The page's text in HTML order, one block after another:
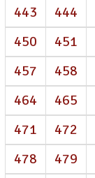
443 444
450
451
457
458
464
465
471
472
478
479